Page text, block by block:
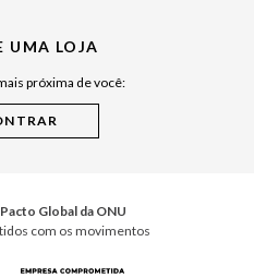
UMA LOJA
próxima de você:
Pacto Global da ONU
com os movimentos